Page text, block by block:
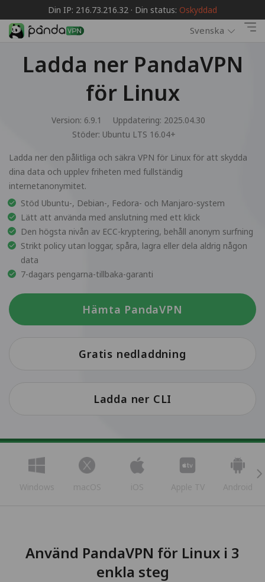
Din IP: 216.73.216.32 · Din status: Oskyddad
Svenska
Ladda ner PandaVPN
för Linux
Version: 6.9.1
Uppdatering: 2025.04.30
Stöder: Ubuntu LTS 16.04+
Ladda ner den pålitliga och säkra VPN för Linux för att skydda
dina data och upplev friheten med fullständig
internetanonymitet.
Stöd Ubuntu-, Debian-, Fedora- och Manjaro-system
Lätt att använda med anslutning med ett klick
Den högsta nivån av ECC-kryptering, behåll anonym surfning
Strikt policy utan loggar, spåra, lagra eller dela aldrig någon
data
7-dagars pengarna-tillbaka-garanti
Hämta PandaVPN
Gratis nedladdning
Ladda ner CLI
Windows macOS iOS Apple TV Android
Använd PandaVPN för Linux i 3
enkla steg